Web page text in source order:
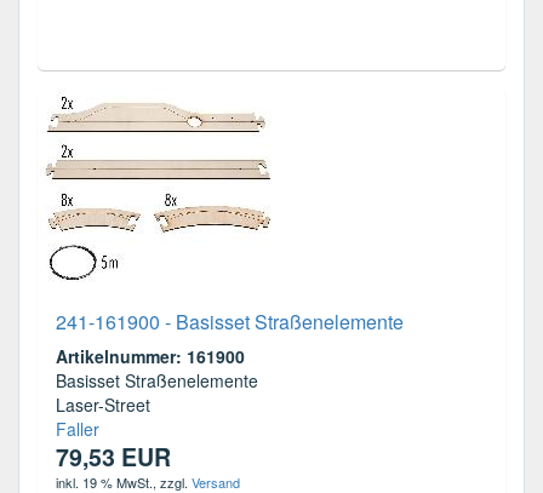
241-161900 - Basisset Straßenelemente
Artikelnummer: 161900
Basisset Straßenelemente
Laser-Street
Faller
79,53 EUR
inkl. 19 % MwSt., zzgl. Versand